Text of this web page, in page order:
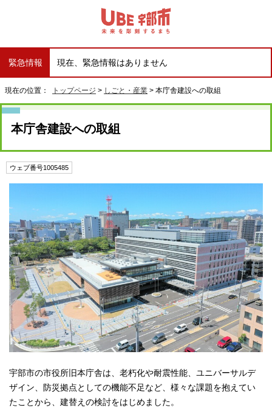
緊急情報 現在、緊急情報はありません
現在の位置： トップページ > しごと・産業 > 本庁舎建設への取組
本庁舎建設への取組
ウェブ番号1005485
宇部市の市役所旧本庁舎は、老朽化や耐震性能、ユニバーサルデ
ザイン、防災拠点としての機能不足など、様々な課題を抱えてい
たことから、建替えの検討をはじめました。